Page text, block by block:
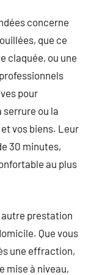
concerne
que ce
claquée, ou une
pour
serrure ou la
vos biens. Leur
30 minutes,
au plus
autre prestation
Que vous
une effraction,
mise à niveau,